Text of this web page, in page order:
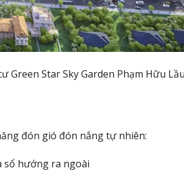
Star Sky Garden Phạm Hữu
đón gió đón nắng tự nhiên:
sổ hướng ra ngoài